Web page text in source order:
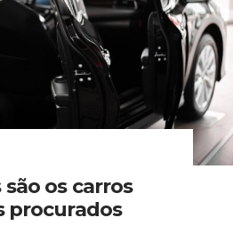
os carros
procurados